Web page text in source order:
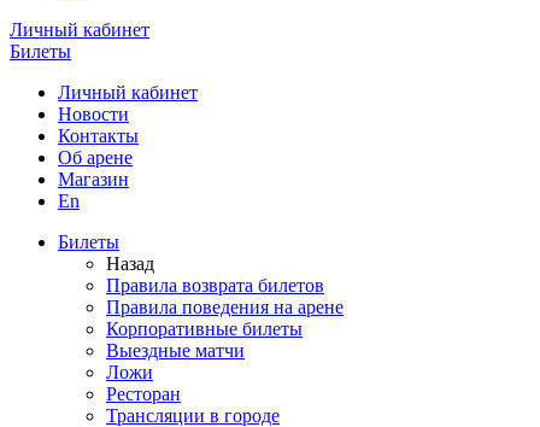
Личный кабинет
Билеты
Личный кабинет
Новости
Контакты
Об арене
Магазин
En
Билеты
Назад
Правила возврата билетов
Правила поведения на арене
Корпоративные билеты
Выездные матчи
Ложи
Ресторан
Трансляции в городе